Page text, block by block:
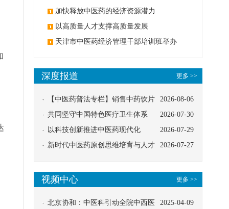
加快释放中医药的经济资源潜力
以高质量人才支撑高质量发展
天津市中医药经济管理干部培训班举办
更多 >>
深度报道
2026-08-06
【中医药普法专栏】销售中药饮片
应告知煎服方法及注意事项
2026-07-30
共同坚守中国特色医疗卫生体系
2026-07-29
以科技创新推进中医药现代化
2026-07-27
新时代中医药原创思维培育与人才
更多 >>
视频中心
2025-04-09
北京协和：中医科引动全院中西医